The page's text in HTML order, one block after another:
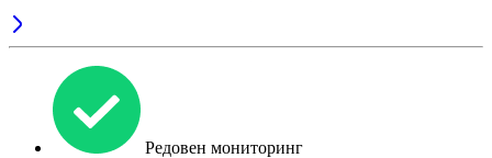
Редовен мониторинг